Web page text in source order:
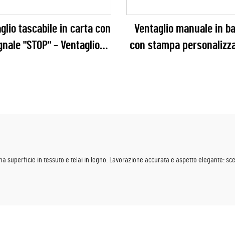
tascabile in carta con
"STOP" – Ventaglio
Ventaglio manuale in
con stampa
superficie in tessuto e telai in legno. Lavorazione accurata e aspetto elegante: